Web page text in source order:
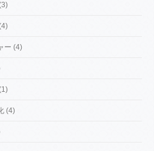
ー (4)
(4)